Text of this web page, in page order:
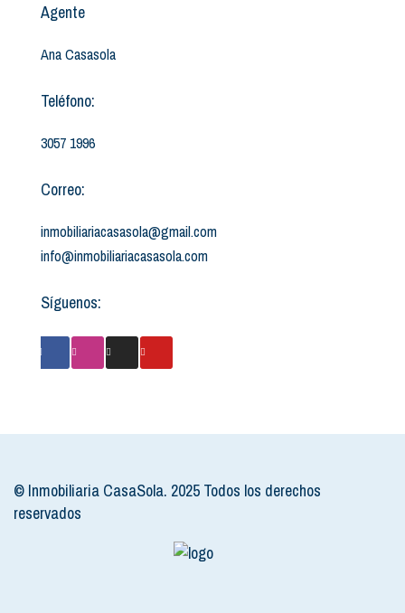
Agente
Ana Casasola
Teléfono:
3057 1996
Correo:
inmobiliariacasasola@gmail.com
info@inmobiliariacasasola.com
Síguenos:
© Inmobiliaria CasaSola. 2025 Todos los derechos
reservados